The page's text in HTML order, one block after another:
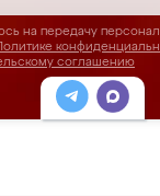
на передачу
соглашению